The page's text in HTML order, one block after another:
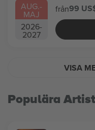
AUG.-
MAJ
2026-
2027
från99
VISA
Populära